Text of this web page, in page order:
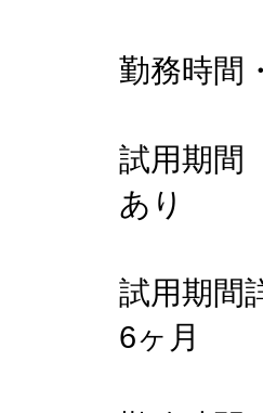
勤務時間
試用期間
あり
試用期間
6ヶ月